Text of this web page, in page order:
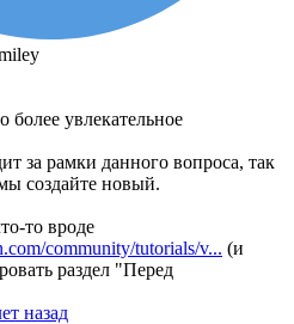
более увлекательное
за рамки данного вопроса, так
создайте новый.
то вроде
community/tutorials/v... (и
раздел "Перед
назад